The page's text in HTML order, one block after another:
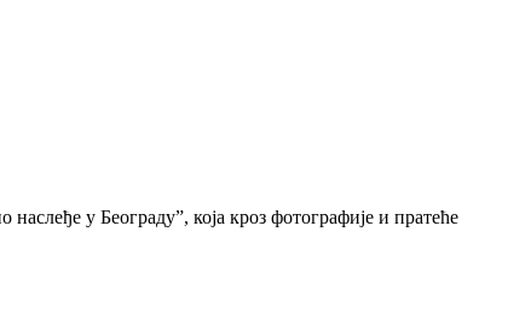
у Београду”, која кроз фотографије и пратеће